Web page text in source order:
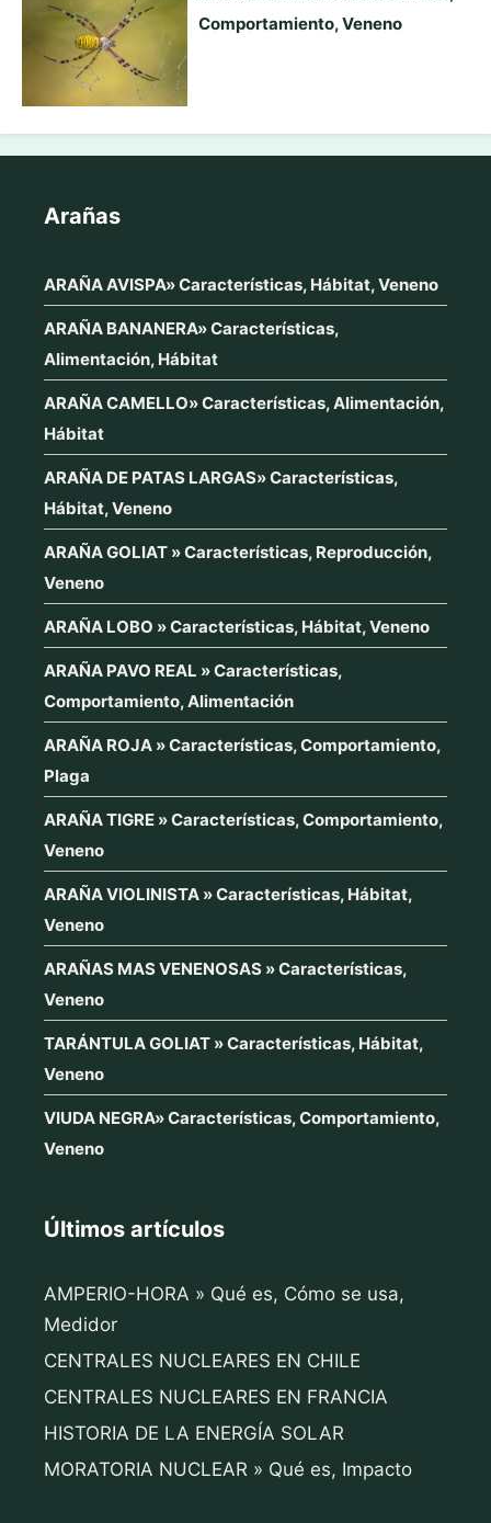
Comportamiento, Veneno
Arañas
ARAÑA AVISPA» Características, Hábitat, Veneno
ARAÑA BANANERA» Características,
Alimentación, Hábitat
ARAÑA CAMELLO» Características, Alimentación,
Hábitat
ARAÑA DE PATAS LARGAS» Características,
Hábitat, Veneno
ARAÑA GOLIAT » Características, Reproducción,
Veneno
ARAÑA LOBO » Características, Hábitat, Veneno
ARAÑA PAVO REAL » Características,
Comportamiento, Alimentación
ARAÑA ROJA » Características, Comportamiento,
Plaga
ARAÑA TIGRE » Características, Comportamiento,
Veneno
ARAÑA VIOLINISTA » Características, Hábitat,
Veneno
ARAÑAS MAS VENENOSAS » Características,
Veneno
TARÁNTULA GOLIAT » Características, Hábitat,
Veneno
VIUDA NEGRA» Características, Comportamiento,
Veneno
Últimos artículos
AMPERIO-HORA » Qué es, Cómo se usa,
Medidor
CENTRALES NUCLEARES EN CHILE
CENTRALES NUCLEARES EN FRANCIA
HISTORIA DE LA ENERGÍA SOLAR
MORATORIA NUCLEAR » Qué es, Impacto